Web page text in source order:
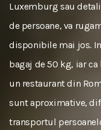
Luxemburg sau
de persoane, va
disponibile mai jos.
bagaj de 50 kg, iar
un restaurant din
sunt aproximative,
transportul